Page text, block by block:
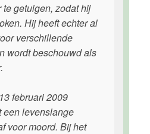
te getuigen, zodat hij
Hij heeft echter al
verschillende
wordt beschouwd als
februari 2009
een levenslange
voor moord. Bij het